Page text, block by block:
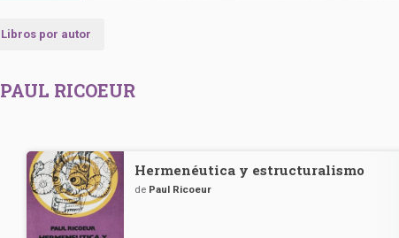
Libros por autor
PAUL RICOEUR
Hermenéutica y estructuralismo
de Paul Ricoeur